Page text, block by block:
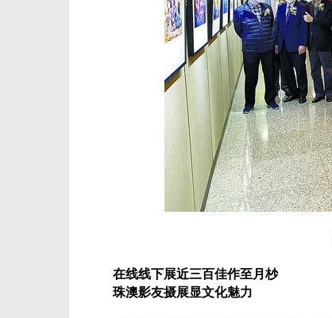
在线线下展近三百佳作至月杪
珠澳影友摄展显文化魅力